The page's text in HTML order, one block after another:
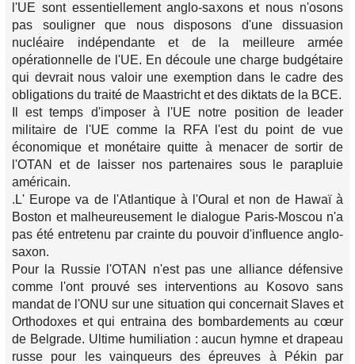
l'UE sont essentiellement anglo-saxons et nous n'osons
pas souligner que nous disposons d'une dissuasion
nucléaire indépendante et de la meilleure armée
opérationnelle de l'UE. En découle une charge budgétaire
qui devrait nous valoir une exemption dans le cadre des
obligations du traité de Maastricht et des diktats de la BCE.
Il est temps d'imposer à l'UE notre position de leader
militaire de l'UE comme la RFA l'est du point de vue
économique et monétaire quitte à menacer de sortir de
l'OTAN et de laisser nos partenaires sous le parapluie
américain.
.L' Europe va de l'Atlantique à l'Oural et non de Hawaï à
Boston et malheureusement le dialogue Paris-Moscou n'a
pas été entretenu par crainte du pouvoir d'influence anglo-
saxon.
Pour la Russie l'OTAN n'est pas une alliance défensive
comme l'ont prouvé ses interventions au Kosovo sans
mandat de l'ONU sur une situation qui concernait Slaves et
Orthodoxes et qui entraina des bombardements au cœur
de Belgrade. Ultime humiliation : aucun hymne et drapeau
russe pour les vainqueurs des épreuves à Pékin par